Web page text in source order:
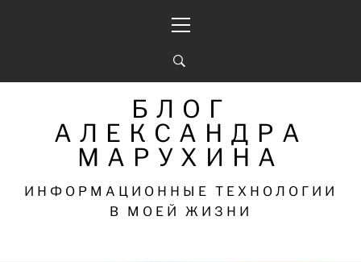
меню
БЛОГ
АЛЕКСАНДРА
МАРУХИНА
ИНФОРМАЦИОННЫЕ ТЕХНОЛОГИИ
В МОЕЙ ЖИЗНИ